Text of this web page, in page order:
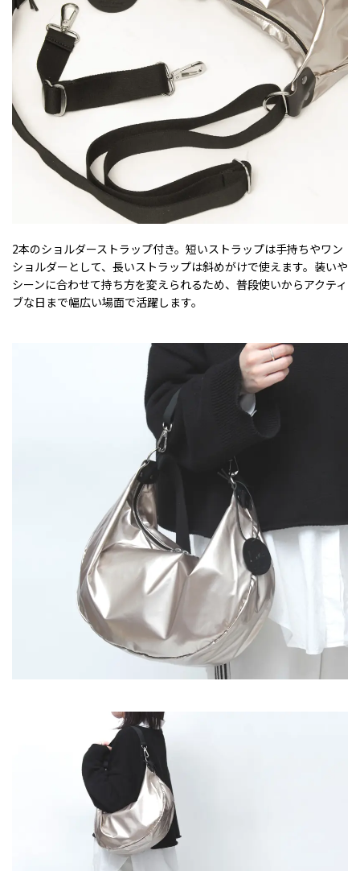
2本のショルダーストラップ付き。短いストラップは手持ちやワン
ショルダーとして、長いストラップは斜めがけで使えます。装いや
シーンに合わせて持ち方を変えられるため、普段使いからアクティ
ブな日まで幅広い場面で活躍します。